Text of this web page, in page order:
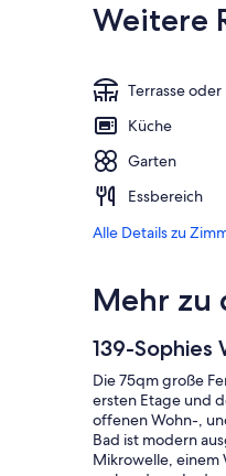
Weitere
Terrasse oder
Küche
Garten
Essbereich
Alle Details zu
Mehr zu
139-Sophies
Die 75qm große
ersten Etage und
offenen Wohn-,
Bad ist modern
Mikrowelle, einem